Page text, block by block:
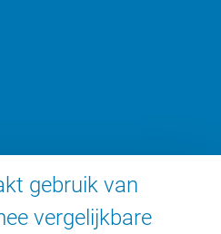
gebruik van
vergelijkbare